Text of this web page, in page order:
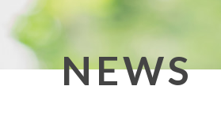
NEWS